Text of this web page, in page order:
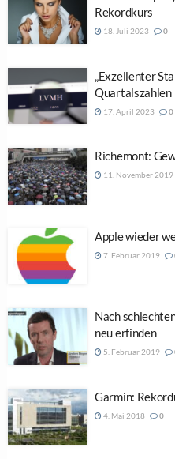
Rekordkurs
18. Juli 2023 0
„Exzellenter
Quartalszahlen
17. April 2023 0
Richemont:
11. November 2019
Apple wieder
7. Februar 2019
Nach
neu erfinden
5. Februar 2019
Garmin:
4. Mai 2018 0